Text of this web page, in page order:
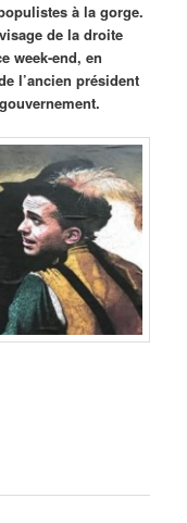
à la gorge.
de la droite
week-end, en
l’ancien président